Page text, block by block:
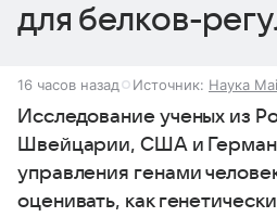
для белков-
16 часов назад Источник: Наука
Исследование ученых из
Швейцарии, США и
управления генами
оценивать, как